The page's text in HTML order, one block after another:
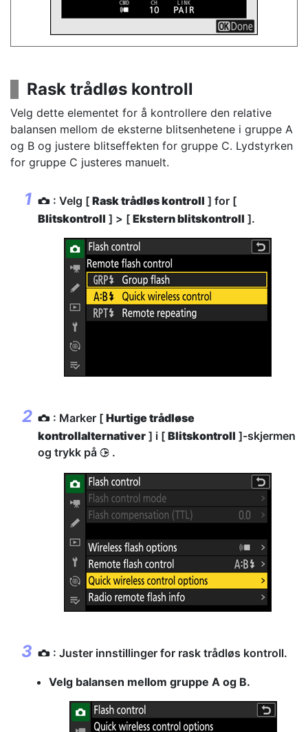
Rask trådløs kontroll
Velg dette elementet for å kontrollere den relative
balansen mellom de eksterne blitsenhetene i gruppe A
og B og justere blitseffekten for gruppe C. Lydstyrken
for gruppe C justeres manuelt.
C : Velg [ Rask trådløs kontroll ] for [
Blitskontroll ] > [ Ekstern blitskontroll ].
C : Marker [ Hurtige trådløse
kontrollalternativer ] i [ Blitskontroll ]-skjermen
og trykk på 2 .
C : Juster innstillinger for rask trådløs kontroll.
Velg balansen mellom gruppe A og B.